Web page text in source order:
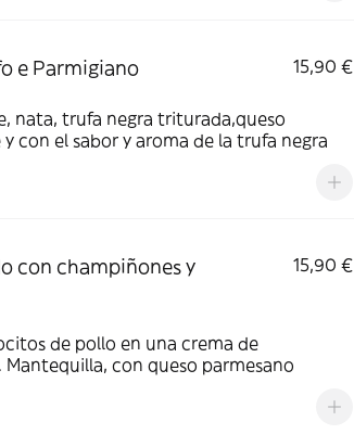
e Parmigiano 15,90 €
nata, trufa negra triturada,queso
con el sabor y aroma de la trufa negra
con champiñones y
15,90 €
de pollo en una crema de
Mantequilla, con queso parmesano